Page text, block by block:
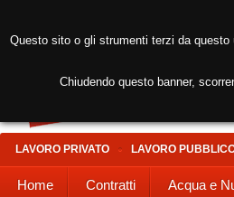
LAVORO PRIVATO LAVORO
Home Contratti Acqua e
Questo sito o gli strumenti terzi da
Chiudendo questo banner,